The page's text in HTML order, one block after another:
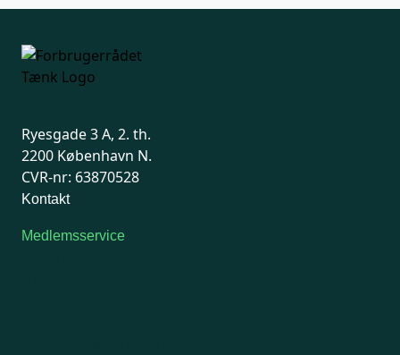
Ryesgade 3 A, 2. th.
2200 København N.
CVR-nr: 63870528
Kontakt
Medlemsservice